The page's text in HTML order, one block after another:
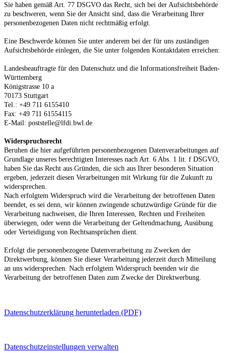
Sie haben gemäß Art. 77 DSGVO das Recht, sich bei der Aufsichtsbehörde
zu beschweren, wenn Sie der Ansicht sind, dass die Verarbeitung Ihrer
personenbezogenen Daten nicht rechtmäßig erfolgt.
Eine Beschwerde können Sie unter anderem bei der für uns zuständigen
Aufsichtsbehörde einlegen, die Sie unter folgenden Kontaktdaten erreichen:
Landesbeauftragte für den Datenschutz und die Informationsfreiheit Baden-
Württemberg
Königstrasse 10 a
70173 Stuttgart
Tel.: +49 711 6155410
Fax: +49 711 61554115
E-Mail: poststelle@lfdi.bwl.de
Widerspruchsrecht
Beruhen die hier aufgeführten personenbezogenen Datenverarbeitungen auf
Grundlage unseres berechtigten Interesses nach Art. 6 Abs. 1 lit. f DSGVO,
haben Sie das Recht aus Gründen, die sich aus Ihrer besonderen Situation
ergeben, jederzeit diesen Verarbeitungen mit Wirkung für die Zukunft zu
widersprechen.
Nach erfolgtem Widerspruch wird die Verarbeitung der betroffenen Daten
beendet, es sei denn, wir können zwingende schutzwürdige Gründe für die
Verarbeitung nachweisen, die Ihren Interessen, Rechten und Freiheiten
überwiegen, oder wenn die Verarbeitung der Geltendmachung, Ausübung
oder Verteidigung von Rechtsansprüchen dient.
Erfolgt die personenbezogene Datenverarbeitung zu Zwecken der
Direktwerbung, können Sie dieser Verarbeitung jederzeit durch Mitteilung
an uns widersprechen. Nach erfolgtem Widerspruch beenden wir die
Verarbeitung der betroffenen Daten zum Zwecke der Direktwerbung.
Datenschutzerklärung herunterladen (PDF)
Datenschutzeinstellungen verwalten